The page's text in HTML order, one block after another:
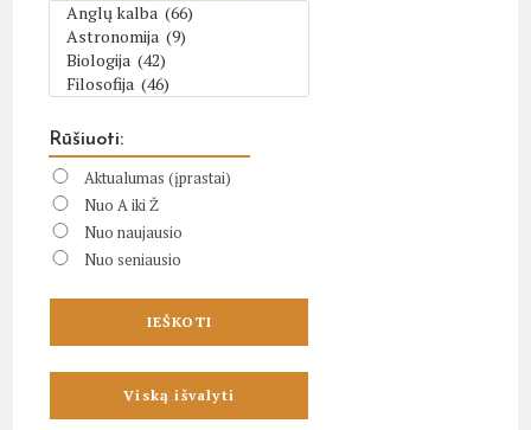
Rūšiuoti:
Aktualumas (įprastai)
Nuo A iki Ž
Nuo naujausio
Nuo seniausio